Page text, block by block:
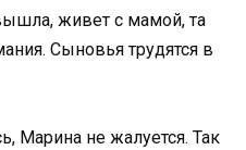
живет с мамой, та
Сыновья трудятся в
Марина не жалуется. Так